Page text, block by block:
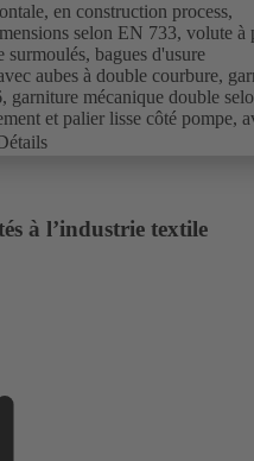
en construction process,
selon EN 733, volute à
bagues d'usure
aubes à double courbure,
garniture mécanique double
et palier lisse côté pompe,
(sauf les tailles de moteur 0,55
permanents), classe de
à l’industrie textile